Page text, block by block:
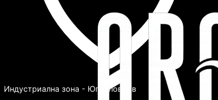
Индустриална зона - Юг, Пловдив